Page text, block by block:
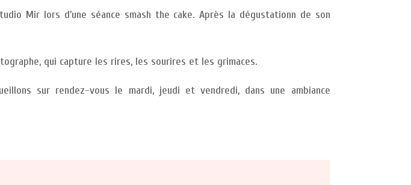
Mir lors d’une séance smash the cake. Après la dégustationn de son
qui capture les rires, les sourires et les grimaces.
sur rendez-vous le mardi, jeudi et vendredi, dans une ambiance